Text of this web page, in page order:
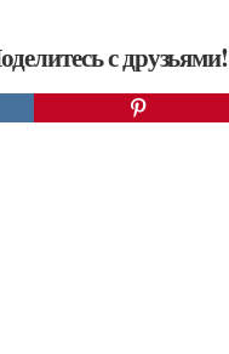
с друзьями!